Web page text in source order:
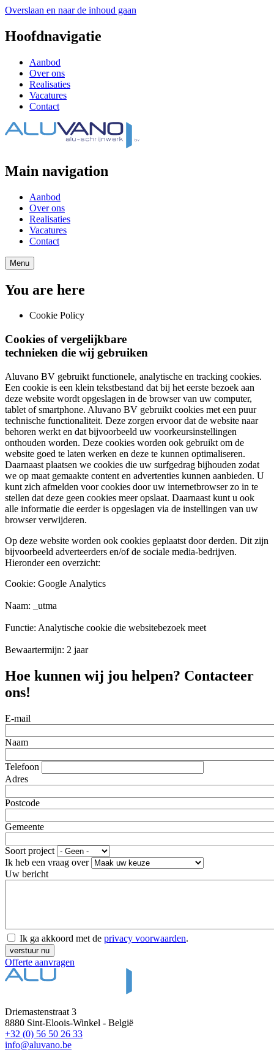
Overslaan en naar de inhoud gaan
Hoofdnavigatie
Aanbod
Over ons
Realisaties
Vacatures
Contact
Main navigation
Aanbod
Over ons
Realisaties
Vacatures
Contact
Menu
You are here
Cookie Policy
Cookies of vergelijkbare
technieken die wij gebruiken
Aluvano BV gebruikt functionele, analytische en tracking cookies.
Een cookie is een klein tekstbestand dat bij het eerste bezoek aan
deze website wordt opgeslagen in de browser van uw computer,
tablet of smartphone. Aluvano BV gebruikt cookies met een puur
technische functionaliteit. Deze zorgen ervoor dat de website naar
behoren werkt en dat bijvoorbeeld uw voorkeursinstellingen
onthouden worden. Deze cookies worden ook gebruikt om de
website goed te laten werken en deze te kunnen optimaliseren.
Daarnaast plaatsen we cookies die uw surfgedrag bijhouden zodat
we op maat gemaakte content en advertenties kunnen aanbieden. U
kunt zich afmelden voor cookies door uw internetbrowser zo in te
stellen dat deze geen cookies meer opslaat. Daarnaast kunt u ook
alle informatie die eerder is opgeslagen via de instellingen van uw
browser verwijderen.
Op deze website worden ook cookies geplaatst door derden. Dit zijn
bijvoorbeeld adverteerders en/of de sociale media-bedrijven.
Hieronder een overzicht:
Cookie: Google Analytics
Naam: _utma
Functie: Analytische cookie die websitebezoek meet
Bewaartermijn: 2 jaar
Hoe kunnen wij jou helpen? Contacteer
ons!
E-mail
Naam
Telefoon
Adres
Postcode
Gemeente
Soort project
Ik heb een vraag over
Uw bericht
Ik ga akkoord met de privacy voorwaarden.
Offerte aanvragen
Driemastenstraat 3
8880 Sint-Eloois-Winkel - België
+32 (0) 56 50 26 33
info@aluvano.be